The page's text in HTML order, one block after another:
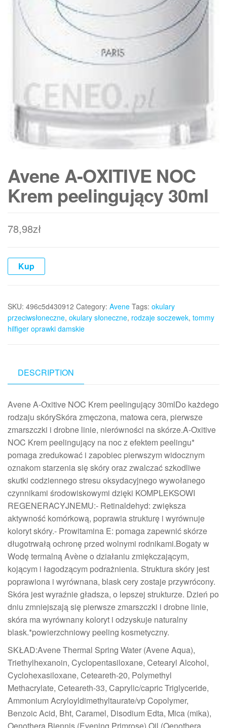
Avene A-OXITIVE NOC
Krem peelingujący 30ml
78,98zł
Kup
SKU: 496c5d430912 Category: Avene Tags: okulary
przeciwsłoneczne, okulary słoneczne, rodzaje soczewek, tommy
hilfiger oprawki damskie
DESCRIPTION
Avene A-Oxitive NOC Krem peelingujący 30mlDo każdego
rodzaju skórySkóra zmęczona, matowa cera, pierwsze
zmarszczki i drobne linie, nierówności na skórze.A-Oxitive
NOC Krem peelingujący na noc z efektem peelingu*
pomaga zredukować i zapobiec pierwszym widocznym
oznakom starzenia się skóry oraz zwalczać szkodliwe
skutki codziennego stresu oksydacyjnego wywołanego
czynnikami środowiskowymi dzięki KOMPLEKSOWI
REGENERACYJNEMU:- Retinaldehyd: zwiększa
aktywność komórkową, poprawia strukturę i wyrównuje
koloryt skóry.- Prowitamina E: pomaga zapewnić skórze
długotrwałą ochronę przed wolnymi rodnikami.Bogaty w
Wodę termalną Avène o działaniu zmiękczającym,
kojącym i łagodzącym podrażnienia. Struktura skóry jest
poprawiona i wyrównana, blask cery zostaje przywrócony.
Skóra jest wyraźnie gładsza, o lepszej strukturze. Dzień po
dniu zmniejszają się pierwsze zmarszczki i drobne linie,
skóra ma wyrównany koloryt i odzyskuje naturalny
blask.*powierzchniowy peeling kosmetyczny.
SKŁAD:Avene Thermal Spring Water (Avene Aqua),
Triethylhexanoin, Cyclopentasiloxane, Cetearyl Alcohol,
Cyclohexasiloxane, Ceteareth-20, Polymethyl
Methacrylate, Ceteareth-33, Caprylic/capric Triglyceride,
Ammonium Acryloyldimethyltaurate/vp Copolymer,
Benzoic Acid, Bht, Caramel, Disodium Edta, Mica (mika),